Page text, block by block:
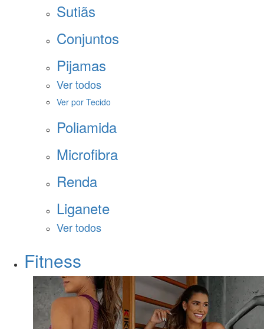
Sutiãs
Conjuntos
Pijamas
Ver todos
Ver por Tecido
Poliamida
Microfibra
Renda
Liganete
Ver todos
Fitness